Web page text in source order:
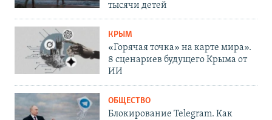
тысячи детей
КРЫМ
«Горячая точка» на карте мира».
8 сценариев будущего Крыма от
ИИ
ОБЩЕСТВО
Блокирование Telegram. Как